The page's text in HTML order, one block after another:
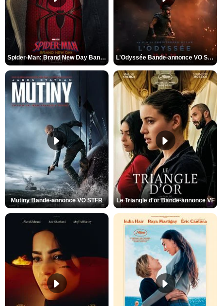
Spider-Man: Brand New Day Bande-annonce VO STFR L'Odyssée Bande-annonce VO STFR
Mutiny Bande-annonce VO STFR Le Triangle d'or Bande-annonce VF